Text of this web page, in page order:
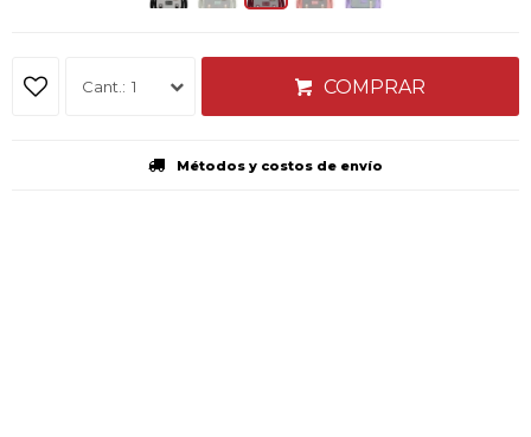
1 COMPRAR
Métodos y costos de envío